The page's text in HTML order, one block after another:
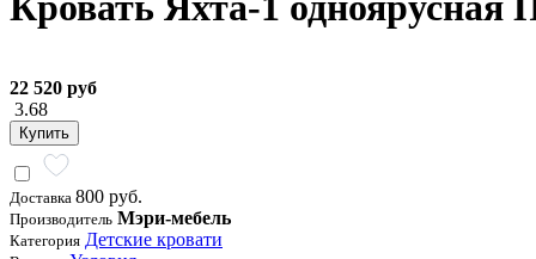
22 520 руб
3.68
Купить
Доставка 800 руб.
Производитель Мэри-мебель
Категория Детские кровати